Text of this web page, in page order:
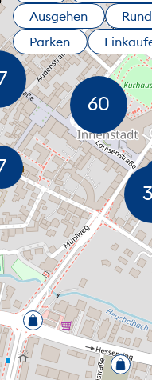
Ausgehen
Parken